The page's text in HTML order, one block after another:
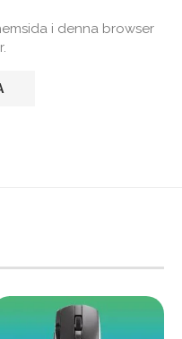
i denna browser